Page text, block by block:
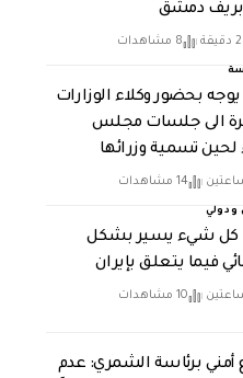
بريف دمشق
8 مشاهدات
يوجه بحضور وكلاء الوزارات
الى جلسات مجلس
لحين تسمية وزرائها
14 مشاهدات
ودولي
كل شيء يسير بشكل
فيما يتعلق بإيران
10 مشاهدات
أمني برئاسة الشمري: عدم